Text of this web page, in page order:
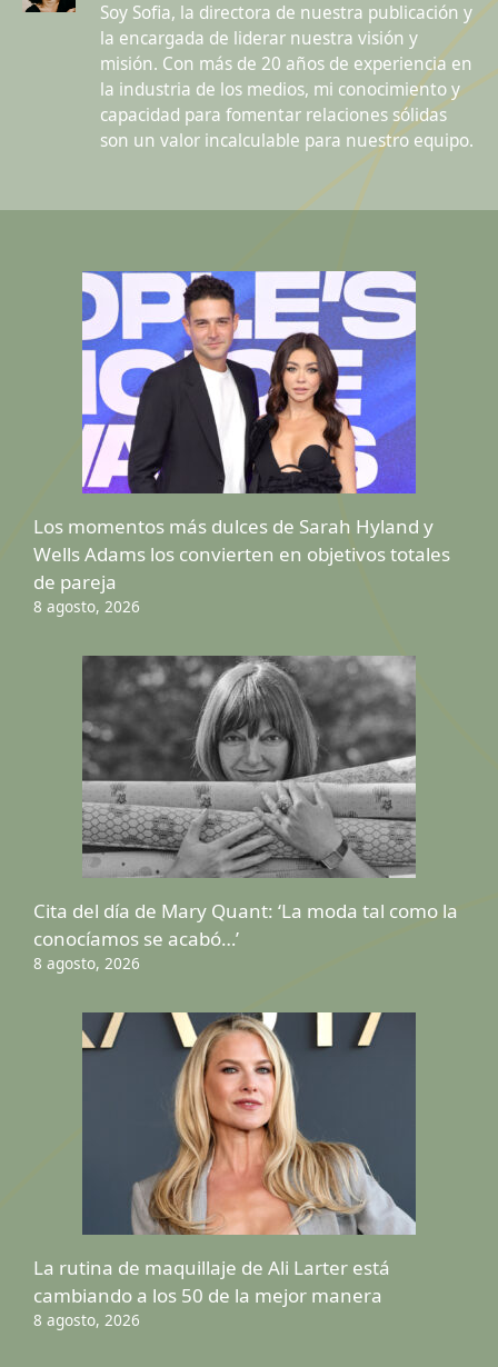
Soy Sofia, la directora de nuestra publicación y
la encargada de liderar nuestra visión y
misión. Con más de 20 años de experiencia en
la industria de los medios, mi conocimiento y
capacidad para fomentar relaciones sólidas
son un valor incalculable para nuestro equipo.
Los momentos más dulces de Sarah Hyland y
Wells Adams los convierten en objetivos totales
de pareja
8 agosto, 2026
Cita del día de Mary Quant: ‘La moda tal como la
conocíamos se acabó…’
8 agosto, 2026
La rutina de maquillaje de Ali Larter está
cambiando a los 50 de la mejor manera
8 agosto, 2026